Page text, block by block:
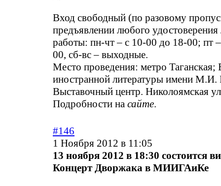
Вход свободный (по разовому
предъявлении любого
работы: пн-чт – с 10-00 до 18-00; пт
00, сб-вс – выходные.
Место проведения: метро Таганская;
иностранной литературы имени М.И.
Выставочный центр. Николоямская
Подробности на сайте.
#146
1 Ноября 2012 в 11:05
13 ноября 2012 в 18:30 состоится
Концерт Дворжака в МИИГАиКе